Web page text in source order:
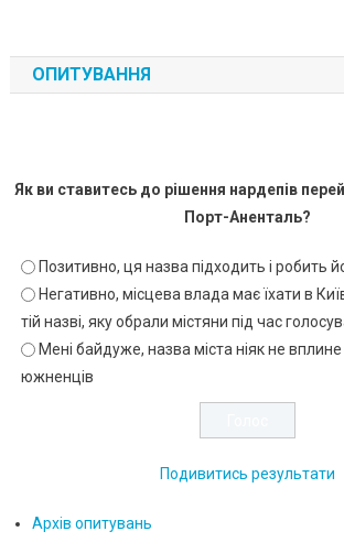
ОПИТУВАННЯ
Як ви ставитесь до рішення нардепів
Порт-Аненталь?
Позитивно, ця назва підходить і робить
Негативно, місцева влада має їхати в
тій назві, яку обрали містяни під час
Мені байдуже, назва міста ніяк не
южненців
Подивитись результати
Архів опитувань